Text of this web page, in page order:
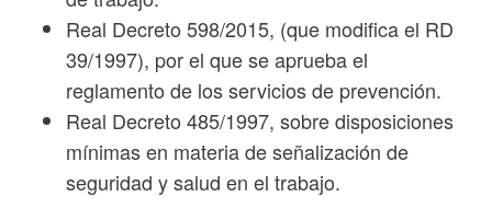
Real Decreto 598/2015, (que modifica el RD
39/1997), por el que se aprueba el
reglamento de los servicios de prevención.
Real Decreto 485/1997, sobre disposiciones
mínimas en materia de señalización de
seguridad y salud en el trabajo.